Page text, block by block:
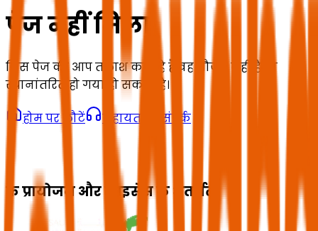
पेज नहीं मिला
जिस पेज की आप तलाश कर रहे हैं वह मौजूद नहीं है या
स्थानांतरित हो गया हो सकता है।
होम पर लौटें सहायता से संपर्क
के प्रायोजन और लाइसेंस के अंतर्गत